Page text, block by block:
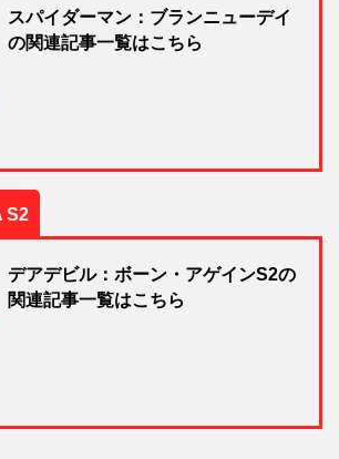
スパイダーマン：ブランニューデイ
の関連記事一覧はこちら
S2
デアデビル：ボーン・アゲインS2の
関連記事一覧はこちら